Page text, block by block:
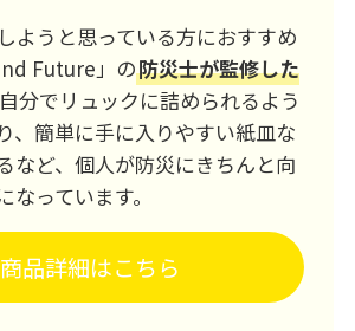
ようと思っている方におすすめ
Future」の防災士が監修した
分でリュックに詰められるよう
、簡単に手に入りやすい紙皿な
など、個人が防災にきちんと向
なっています。
商品詳細はこちら